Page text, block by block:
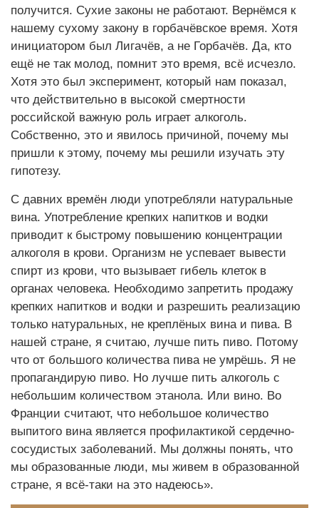
получится. Сухие законы не работают. Вернёмся к
нашему сухому закону в горбачёвское время. Хотя
инициатором был Лигачёв, а не Горбачёв. Да, кто
ещё не так молод, помнит это время, всё исчезло.
Хотя это был эксперимент, который нам показал,
что действительно в высокой смертности
российской важную роль играет алкоголь.
Собственно, это и явилось причиной, почему мы
пришли к этому, почему мы решили изучать эту
гипотезу.
С давних времён люди употребляли натуральные
вина. Употребление крепких напитков и водки
приводит к быстрому повышению концентрации
алкоголя в крови. Организм не успевает вывести
спирт из крови, что вызывает гибель клеток в
органах человека. Необходимо запретить продажу
крепких напитков и водки и разрешить реализацию
только натуральных, не креплёных вина и пива. В
нашей стране, я считаю, лучше пить пиво. Потому
что от большого количества пива не умрёшь. Я не
пропагандирую пиво. Но лучше пить алкоголь с
небольшим количеством этанола. Или вино. Во
Франции считают, что небольшое количество
выпитого вина является профилактикой сердечно-
сосудистых заболеваний. Мы должны понять, что
мы образованные люди, мы живем в образованной
стране, я всё-таки на это надеюсь».